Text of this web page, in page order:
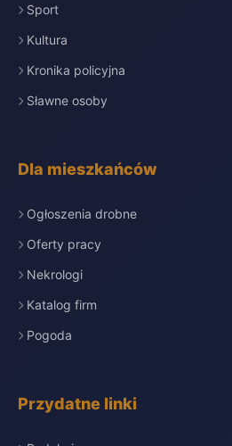
Sport
Kultura
Kronika policyjna
Sławne osoby
Dla mieszkańców
Ogłoszenia drobne
Oferty pracy
Nekrologi
Katalog firm
Pogoda
Przydatne linki